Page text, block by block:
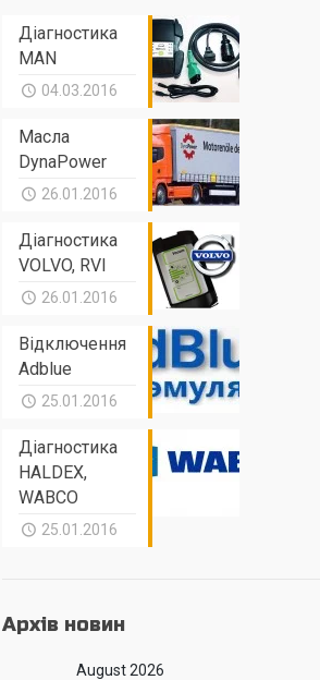
Діагностика
MAN
04.03.2016
Масла
DynaPower
26.01.2016
Діагностика
VOLVO, RVI
26.01.2016
Відключення
Adblue
25.01.2016
Діагностика
HALDEX,
WABCO
25.01.2016
Архів новин
August 2026